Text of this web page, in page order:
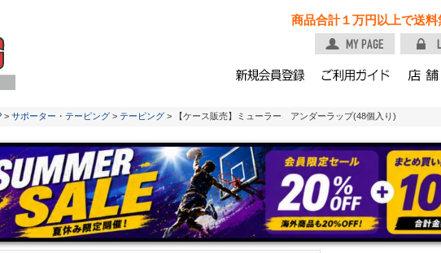
商品合計１万円以上で送料
> サポーター・テーピング > テーピング > 【ケース販売】ミューラー アンダーラップ(48個入り)